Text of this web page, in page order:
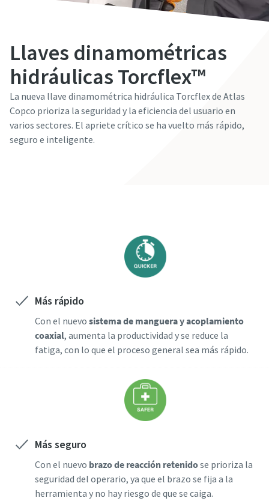
Ver todas nuestras industrias
Ver todo
Asegure su calidad y reduzca los defectos mediante la
calibración de herramientas y la calibración acreditada de
garantía de calidad.​
Calibre ahora sus herramientas correctamente.
Momentum Talks
Descubra las charlas inspiradoras y atractivas de Atlas
Documentación y recursos
Llaves dinamométricas
hidráulicas Torcflex™
La nueva llave dinamométrica hidráulica Torcflex de Atlas
Copco prioriza la seguridad y la eficiencia del usuario en
varios sectores. El apriete crítico se ha vuelto más rápido,
seguro e inteligente.
Más rápido
Con el nuevo sistema de manguera y acoplamiento
coaxial, aumenta la productividad y se reduce la
fatiga, con lo que el proceso general sea más rápido.
Más seguro
Con el nuevo brazo de reacción retenidose prioriza la
seguridad del operario, ya que el brazo se fija a la
herramienta y no hay riesgo de que se caiga.